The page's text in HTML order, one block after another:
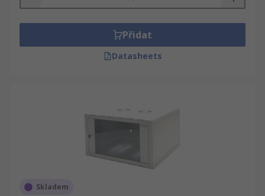
Přidat
Datasheets
Skladem